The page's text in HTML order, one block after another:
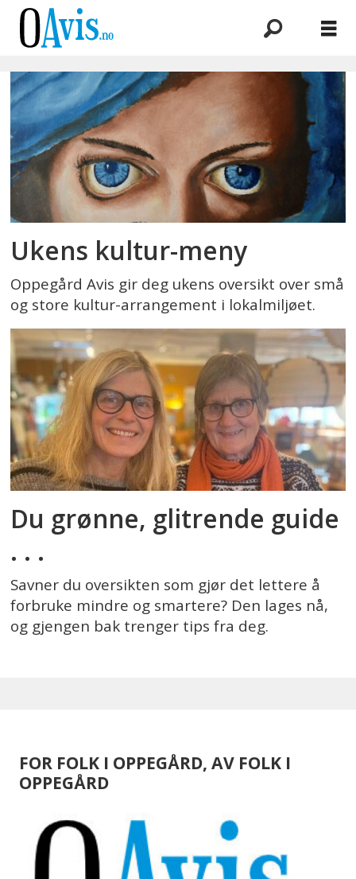
Emne:
oversikt
Ukens kultur-meny
Oppegård Avis gir deg ukens oversikt over små
og store kultur-arrangement i lokalmiljøet.
Du grønne, glitrende guide
. . .
Savner du oversikten som gjør det lettere å
forbruke mindre og smartere? Den lages nå,
og gjengen bak trenger tips fra deg.
FOR FOLK I OPPEGÅRD, AV FOLK I
OPPEGÅRD